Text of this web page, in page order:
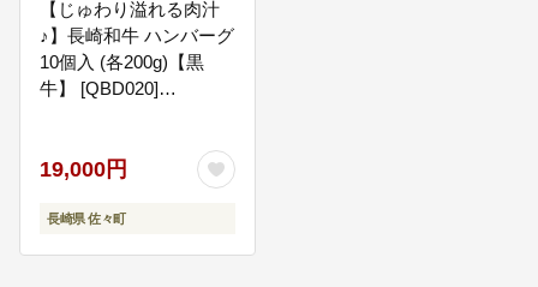
【じゅわり溢れる肉汁
♪】長崎和牛 ハンバーグ
10個入 (各200g)【黒
牛】 [QBD020]
19,000円
長崎県 佐々町